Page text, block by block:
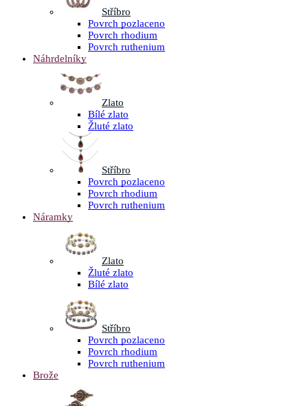
Stříbro
Povrch pozlaceno
Povrch rhodium
Povrch ruthenium
Náhrdelníky
Zlato
Bílé zlato
Žluté zlato
Stříbro
Povrch pozlaceno
Povrch rhodium
Povrch ruthenium
Náramky
Zlato
Žluté zlato
Bílé zlato
Stříbro
Povrch pozlaceno
Povrch rhodium
Povrch ruthenium
Brože